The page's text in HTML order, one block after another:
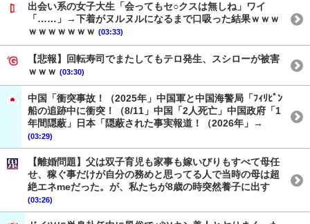
出会い系の女子大生「会ってもセ○クスは無しね」ワイ
「……」→下着がヌルヌルになるまで口吸った結果ｗｗｗ
ｗｗｗｗｗｗｗ (03:33)
【悲報】回転寿司でまたしてもテロ発生、スシローが被害
ｗｗｗ (03:30)
中国「衝突事故！（2025年」中国軍と中国海警局「ﾌｨﾘﾋﾟﾝ
船の追跡中に衝突！（8/11」中国「2人死亡」中国政府「1
年間隠蔽」日本「隠蔽された事実報道！（2026年」→
(03:29)
【離婚問題】父は双子育児も家事も嫁いびりもすべて母任
せ、稼ぐ事だけが自分の務めと思ってる人で当時の母は超
絶エネmeだった。が、私たちが8歳の時突然養子に出す
(03:26)